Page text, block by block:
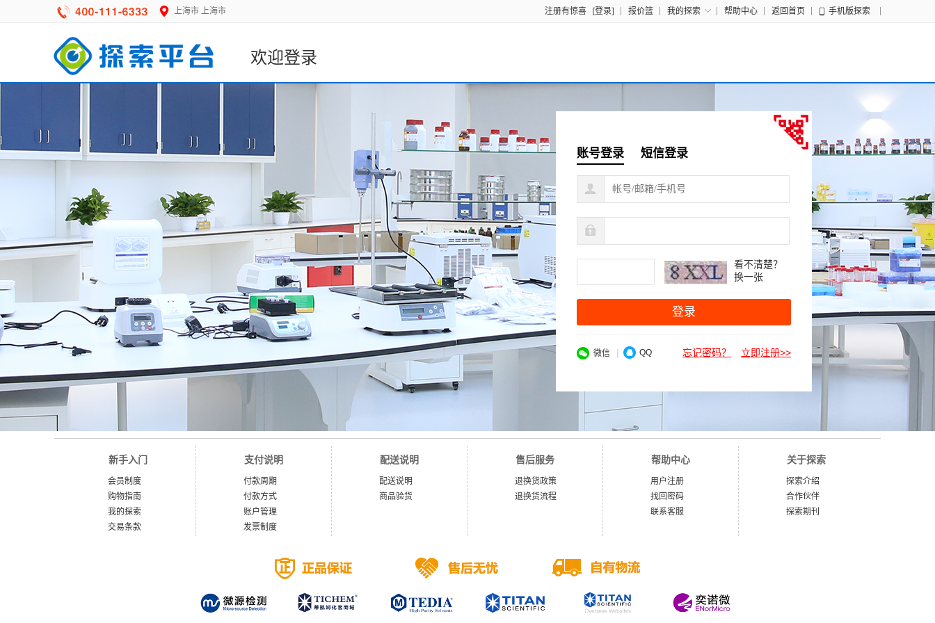
上海市 上海市 注册有惊喜 [登录] 报价篮 我的探索 帮助中心 返回首页 手机版探索
欢迎登录
账号登录 短信登录
看不清楚？
换一张
登录
微信 | QQ 忘记密码？ 立即注册>>
新手入门
会员制度
购物指南
我的探索
交易条款
支付说明
付款周期
付款方式
账户管理
发票制度
配送说明
配送说明
商品验货
售后服务
退换货政策
退换货流程
帮助中心
用户注册
找回密码
联系客服
关于探索
探索介绍
合作伙伴
探索期刊